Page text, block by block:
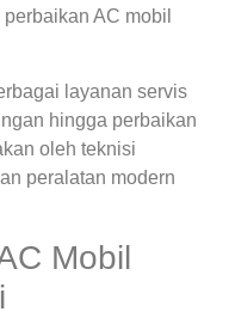
AC mobil
layanan servis
hingga perbaikan
oleh teknisi
peralatan modern
Mobil